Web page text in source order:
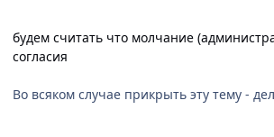
будем считать что молчание
согласия
Во всяком случае прикрыть эту тему -